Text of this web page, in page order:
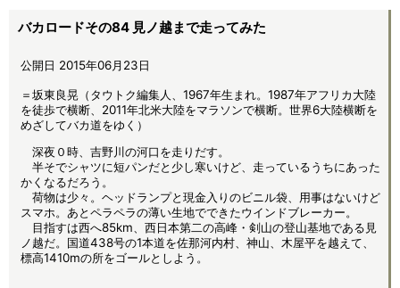
バカロードその84 見ノ越まで走ってみた
公開日 2015年06月23日
＝坂東良晃（タウトク編集人、1967年生まれ。1987年アフリカ大陸
を徒歩で横断、2011年北米大陸をマラソンで横断。世界6大陸横断を
めざしてバカ道をゆく）
深夜０時、吉野川の河口を走りだす。
半そでシャツに短パンだと少し寒いけど、走っているうちにあった
かくなるだろう。
荷物は少々。ヘッドランプと現金入りのビニル袋、用事はないけど
スマホ。あとペラペラの薄い生地でできたウインドブレーカー。
目指すは西へ85km、西日本第二の高峰・剣山の登山基地である見
ノ越だ。国道438号の1本道を佐那河内村、神山、木屋平を越えて、
標高1410mの所をゴールとしよう。